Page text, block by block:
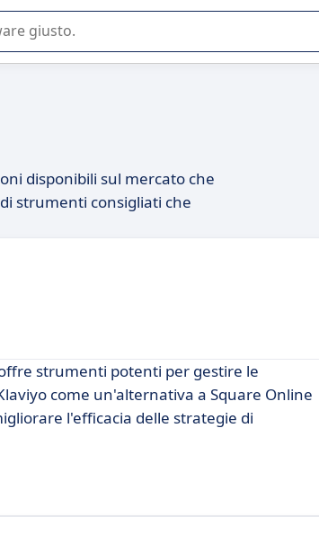
per la vostra azienda.
disponibili sul mercato che
strumenti consigliati che
strumenti potenti per gestire le
come un'alternativa a Square Online
l'efficacia delle strategie di